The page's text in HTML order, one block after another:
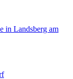
in Landsberg am